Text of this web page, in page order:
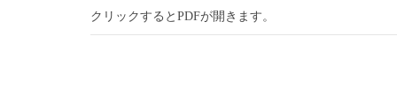
クリックするとPDFが開きます。